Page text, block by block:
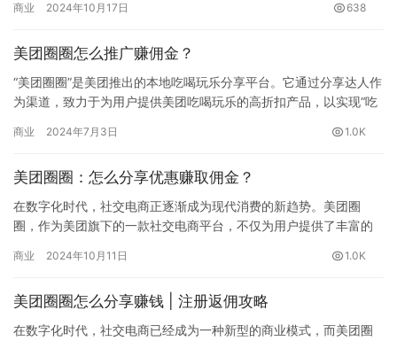
南。 什么…
商业 2024年10月17日 638
美团圈圈怎么推广赚佣金？
“美团圈圈”是美团推出的本地吃喝玩乐分享平台。它通过分享达人作
为渠道，致力于为用户提供美团吃喝玩乐的高折扣产品，以实现“吃
商业 2024年7月3日 1.0K
美团圈圈：怎么分享优惠赚取佣金？
在数字化时代，社交电商正逐渐成为现代消费的新趋势。美团圈
圈，作为美团旗下的一款社交电商平台，不仅为用户提供了丰富的
的同…
商业 2024年10月11日 1.0K
美团圈圈怎么分享赚钱 | 注册返佣攻略
在数字化时代，社交电商已经成为一种新型的商业模式，而美团圈